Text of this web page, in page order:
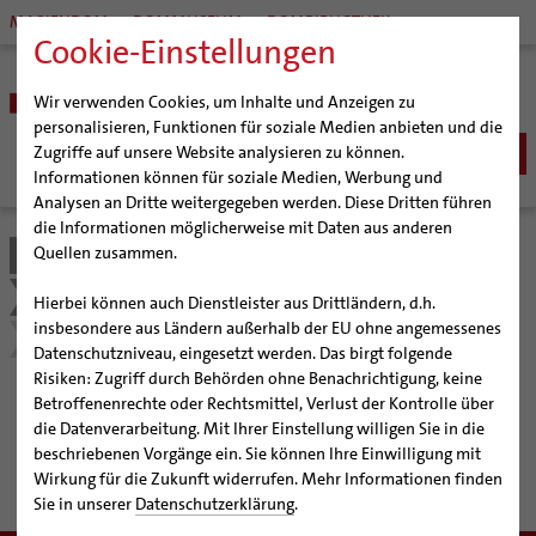
Cookie-Einstellungen
Wir verwenden Cookies, um Inhalte und Anzeigen zu
personalisieren, Funktionen für soziale Medien anbieten und die
Zugriffe auf unsere Website analysieren zu können.
Informationen können für soziale Medien, Werbung und
Analysen an Dritte weitergegeben werden. Diese Dritten führen
die Informationen möglicherweise mit Daten aus anderen
Quellen zusammen.
Hierbei können auch Dienstleister aus Drittländern, d.h.
insbesondere aus Ländern außerhalb der EU ohne angemessenes
Datenschutzniveau, eingesetzt werden. Das birgt folgende
Risiken: Zugriff durch Behörden ohne Benachrichtigung, keine
Betroffenenrechte oder Rechtsmittel, Verlust der Kontrolle über
die Datenverarbeitung. Mit Ihrer Einstellung willigen Sie in die
beschriebenen Vorgänge ein. Sie können Ihre Einwilligung mit
Wirkung für die Zukunft widerrufen. Mehr Informationen finden
Sie in unserer Datenschutzerklärung.
MARIENDOM DOMMUSEUM DOMBIBLIOTHEK
BISTUM
Bischöfe
Weihbischof Dr. Martin Marahrens
Bischof em. Norbert Trelle
Weihbischof em. Bongartz
Weihbischof em. Schwerdtfeger
Weihbischof em. Koitz
Bischof em. Dr. Wüstenberg
Generalvikariat
Gremien
Diözesangericht
Gemeindegremien
Pfarrgemeinden
Hildesheimer Dom
Virtueller Rundgang durch den Dom
Tausendjähriger Rosenstock
Die Hildesheimer Dommusik
Wallfahrten | Pilgern
Termine Wallfahrten und Pilgern
Jakobswege im Bistum Hildesheim
Veranstaltungen
Strategieprozess
Jugend
Bistum Hildesheim
Pilgerwege mit Pater Heiner Wilmer
Untereichsfeld (19. August 2018)
Untereichsfeld (19. August
2018)